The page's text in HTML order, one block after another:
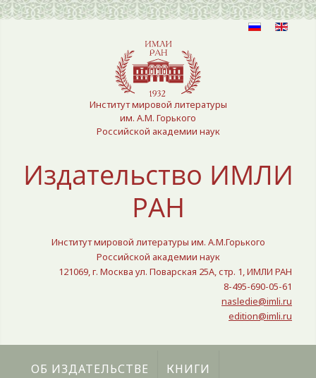
Выберите язык
Институт мировой литературы
им. А.М. Горького
Российской академии наук
Издательство ИМЛИ
РАН
Институт мировой литературы им. А.М.Горького
Российской академии наук
121069, г. Москва ул. Поварская 25A, стр. 1, ИМЛИ РАН
8-495-690-05-61
nasledie@imli.ru
edition@imli.ru
ОБ ИЗДАТЕЛЬСТВЕ КНИГИ